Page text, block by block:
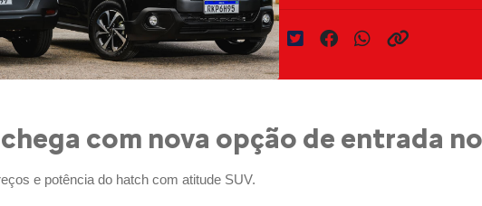
com nova opção de entrada
e potência do hatch com atitude SUV.